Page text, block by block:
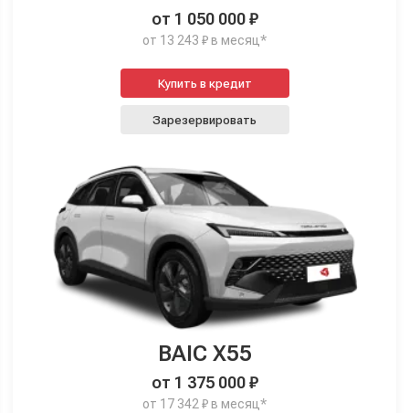
от 1 050 000 ₽
от 13 243 ₽ в месяц*
Купить в кредит
Зарезервировать
BAIC X55
от 1 375 000 ₽
от 17 342 ₽ в месяц*